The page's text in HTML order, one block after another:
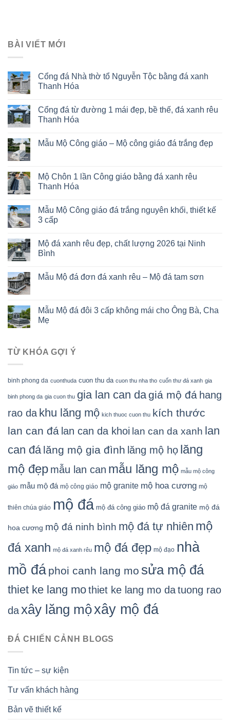
BÀI VIẾT MỚI
Cổng đá Nhà thờ tổ Nguyễn Tộc bằng đá xanh
Thanh Hóa
Cổng đá từ đường 1 mái đẹp, bề thế, đá xanh rêu
Thanh Hóa
Mẫu Mộ Công giáo – Mộ công giáo đá trắng đẹp
Mộ Chôn 1 lần Công giáo bằng đá xanh rêu
Thanh Hóa
Mẫu Mộ Công giáo đá trắng nguyên khối, thiết kế
3 cấp
Mộ đá xanh rêu đẹp, chất lượng 2026 tại Ninh
Bình
Mẫu Mộ đá đơn đá xanh rêu – Mộ đá tam sơn
Mẫu Mộ đá đôi 3 cấp không mái cho Ông Bà, Cha
Mẹ
TỪ KHÓA GỢI Ý
binh phong da cuonthuda cuon thu da cuon thu nha tho cuốn thư đá xanh gia
binh phong da gia cuon thu gia lan can dagiá mộ đá hang
rao da khu lăng mộ kich thuoc cuon thu kích thước
lan can đá lan can da khoi lan can da xanh lan
can đá lăng mộ gia đình lăng mộ họ lăng
mộ đẹp mẫu lan can mẫu lăng mộ mẫu mộ công
giáo mẫu mộ đá mộ công giáo mộ granite mộ hoa cương mộ
thiên chúa giáo mộ đá mộ đá công giáo mộ đá granite mộ đá
hoa cương mộ đá ninh bình mộ đá tự nhiên mộ
đá xanh mộ đá xanh rêu mộ đá đẹp mộ đạo nhà
mồ đá phoi canh lang mo sửa mộ đá
thiet ke lang mothiet ke lang mo datuong rao
daxây lăng mộxây mộ đá
ĐÁ CHIẾN CẢNH BLOGS
Tin tức – sự kiện
Tư vấn khách hàng
Bản vẽ thiết kế